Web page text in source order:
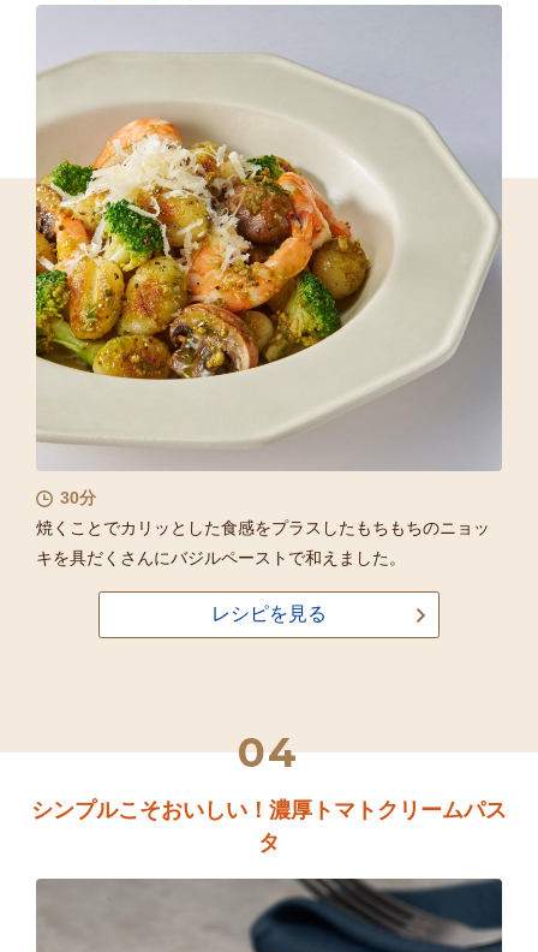
30分
焼くことでカリッとした食感をプラスしたもちもちのニョッ
キを具だくさんにバジルペーストで和えました。
レシピを見る
04
シンプルこそおいしい！濃厚トマトクリームパス
タ